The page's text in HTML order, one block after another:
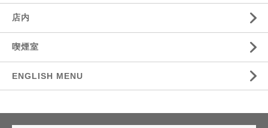
店内
喫煙室
ENGLISH MENU